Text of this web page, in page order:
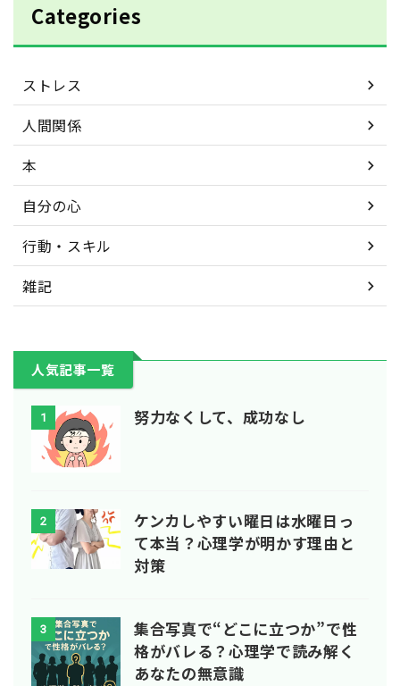
Categories
ストレス
人間関係
本
自分の心
行動・スキル
雑記
人気記事一覧
1 努力なくして、成功なし
2
ケンカしやすい曜日は水曜日っ
て本当？心理学が明かす理由と
対策
3
集合写真で“どこに立つか”で性
格がバレる？心理学で読み解く
あなたの無意識